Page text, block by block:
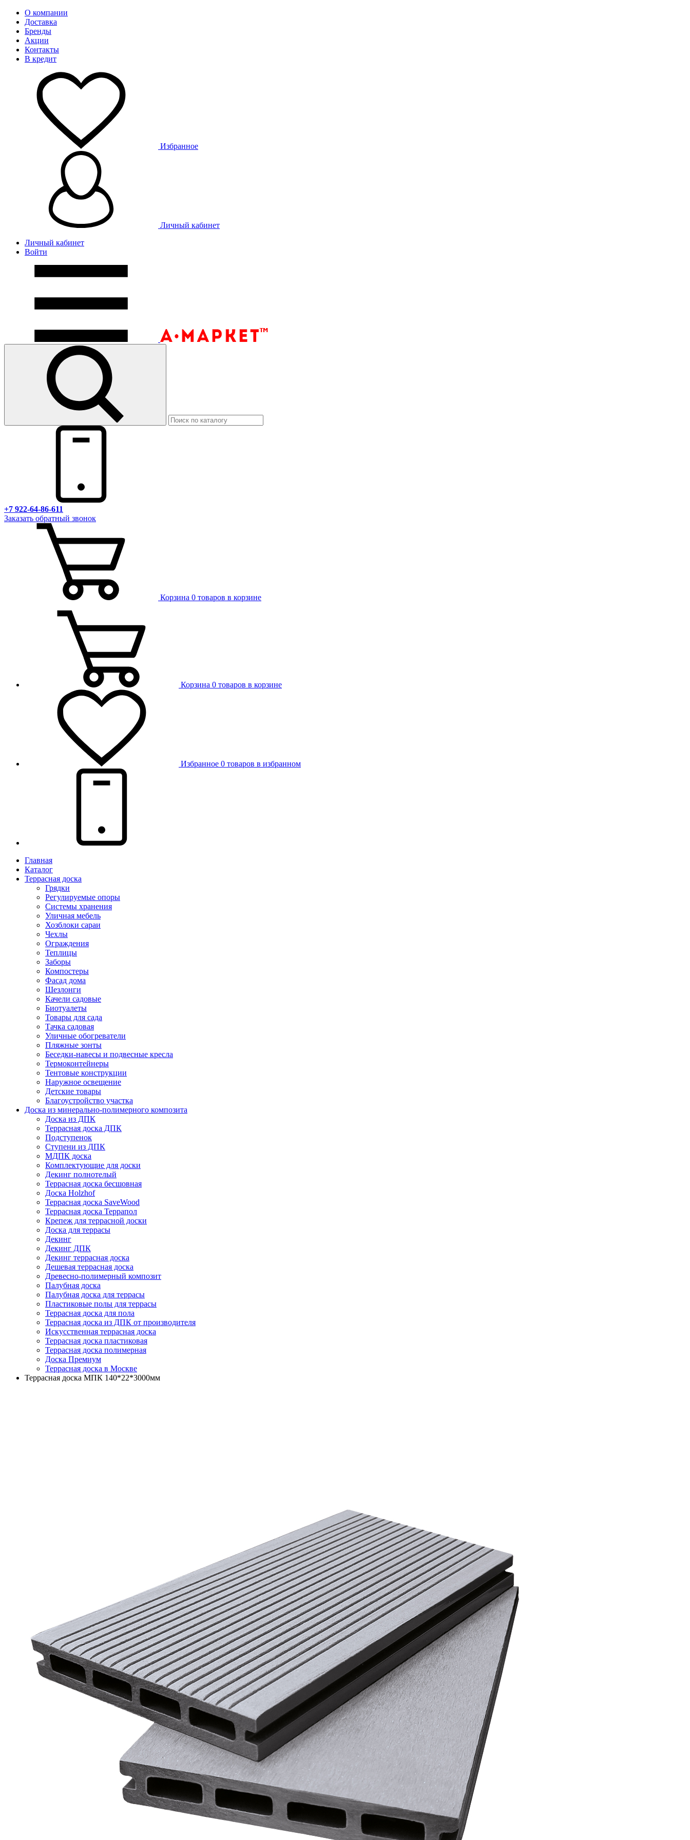
О компании
Доставка
Бренды
Акции
Контакты
В кредит
Избранное
Личный кабинет
Личный кабинет
Войти
+7 922-64-86-611
Заказать обратный звонок
Корзина 0 товаров в корзине
Корзина 0 товаров в корзине
Избранное 0 товаров в избранном
Главная
Каталог
Террасная доска
Грядки
Регулируемые опоры
Системы хранения
Уличная мебель
Хозблоки сараи
Чехлы
Ограждения
Теплицы
Заборы
Компостеры
Фасад дома
Шезлонги
Качели садовые
Биотуалеты
Товары для сада
Тачка садовая
Уличные обогреватели
Пляжные зонты
Беседки-навесы и подвесные кресла
Термоконтейнеры
Тентовые конструкции
Наружное освещение
Детские товары
Благоустройство участка
Доска из минерально-полимерного композита
Доска из ДПК
Террасная доска ДПК
Подступенок
Ступени из ДПК
МДПК доска
Комплектующие для доски
Декинг полнотелый
Террасная доска бесшовная
Доска Holzhof
Террасная доска SaveWood
Террасная доска Террапол
Крепеж для террасной доски
Доска для террасы
Декинг
Декинг ДПК
Декинг террасная доска
Дешевая террасная доска
Древесно-полимерный композит
Палубная доска
Палубная доска для террасы
Пластиковые полы для террасы
Террасная доска для пола
Террасная доска из ДПК от производителя
Искусственная террасная доска
Террасная доска пластиковая
Террасная доска полимерная
Доска Премиум
Террасная доска в Москве
Террасная доска МПК 140*22*3000мм